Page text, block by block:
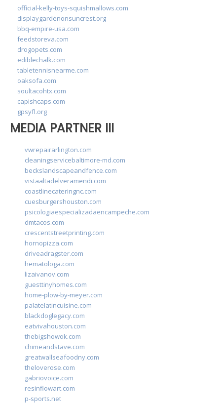
official-kelly-toys-squishmallows.com
displaygardenonsuncrest.org
bbq-empire-usa.com
feedstoreva.com
drogopets.com
ediblechalk.com
tabletennisnearme.com
oaksofa.com
soultacohtx.com
capishcaps.com
gpsyfl.org
MEDIA PARTNER III
vwrepairarlington.com
cleaningservicebaltimore-md.com
beckslandscapeandfence.com
vistaaltadelveramendi.com
coastlinecateringnc.com
cuesburgershouston.com
psicologiaespecializadaencampeche.com
dmtacos.com
crescentstreetprinting.com
hornopizza.com
driveadragster.com
hematologa.com
lizaivanov.com
guesttinyhomes.com
home-plow-by-meyer.com
palatelatincuisine.com
blackdoglegacy.com
eatvivahouston.com
thebigshowok.com
chimeandstave.com
greatwallseafoodny.com
theloverose.com
gabriovoice.com
resinflowart.com
p-sports.net